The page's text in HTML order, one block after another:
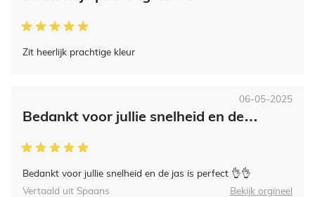
Zit heerlijk prachtige kleur
Bedankt voor jullie snelheid en de…
Bedankt voor jullie snelheid en de jas is perfect 👌👌
06-05-2025
Vertaald uit Spaans Bekijk orgineel